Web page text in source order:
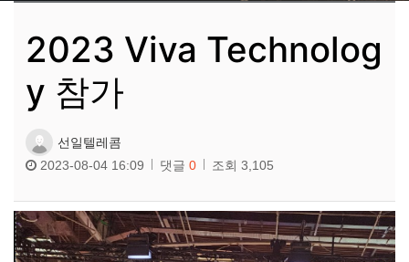
2023 Viva Technolog
y 참가
선일텔레콤
2023-08-04 16:09
댓글 0 조회 3,105